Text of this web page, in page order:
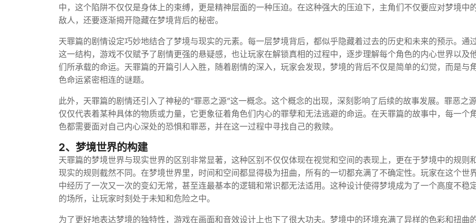
中，这个陷阱不仅仅是身体上的束缚，更是精神层面的一种压迫。在这种强大的压迫下，主角们不仅要应对梦境中
敌人，还要逐渐揭开隐藏在梦境背后的秘密。
天罪篇的剧情设定巧妙地结合了梦境与现实的元素。每一层梦境背后，都似乎隐藏着过去的历史和未来的预示。通
这一结构，游戏不仅赋予了剧情更强的悬疑感，也让玩家在解锁真相的过程中，逐步理解每个角色的内心世界以及
们所承载的命运。天罪篇的开篇引人入胜，随着剧情的深入，玩家会发现，梦境的背后不仅是简单的幻觉，而是与
色命运紧密相连的谜题。
此外，天罪篇的剧情还引入了神秘的“罪恶之源”这一概念。这个概念的出现，深刻影响了后续的故事发展。罪恶之
仅仅代表着某种具体的物质或力量，它更象征着角色们内心的罪孽和无法逃避的命运。在天罪篇的故事中，每一个
色都需要面对自己内心深处的恐惧和罪恶，并在这一过程中寻找自己的救赎。
2、梦境世界的构建
天罪篇的梦境世界与现实世界的区别非常显著，这种区别不仅仅体现在视觉和空间的表现上，更在于梦境中的规则
现实的规则截然不同。在梦境世界里，时间和空间都显得极为扭曲，所有的一切都充满了不确定性。玩家在这个世
中经历了一次又一次的变幻无常，甚至连最基本的逻辑和常识都无法适用。这种设计使得梦境成为了一个高度不稳
的场所，让玩家时刻处于未知和危险之中。
为了更好地表达梦境的独特性，游戏在画面和音效设计上也下了很大功夫。梦境中的环境充满了异样的色彩和扭曲